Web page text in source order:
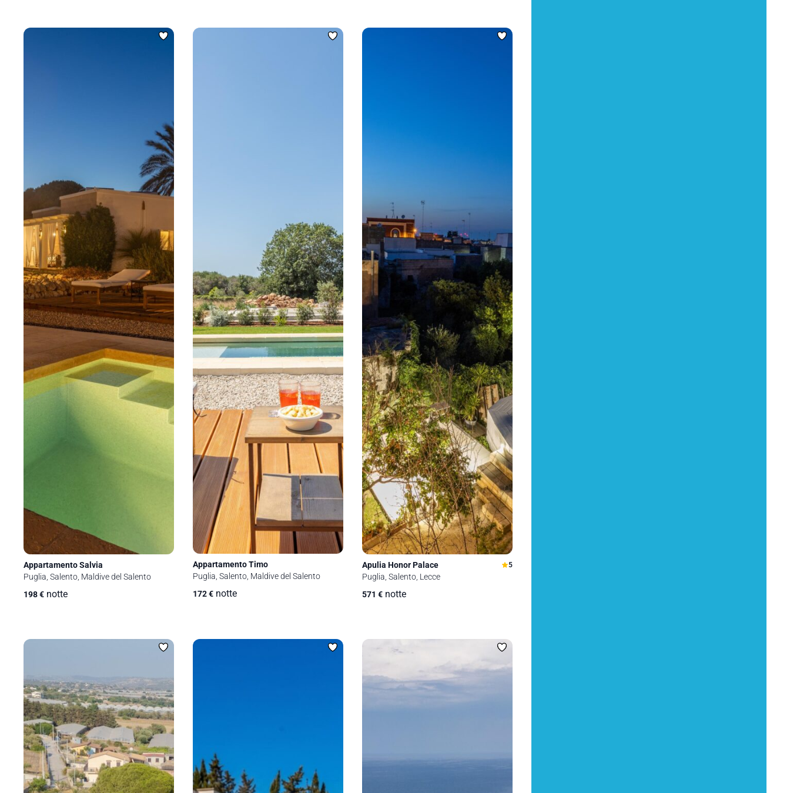
Appartamento Salvia
Puglia, Salento, Maldive del Salento
198€ notte
Appartamento Timo
Puglia, Salento, Maldive del Salento
172€ notte
Apulia Honor Palace 5
Puglia, Salento, Lecce
571 € notte